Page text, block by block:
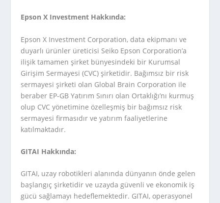
Epson X Investment Hakkında:
Epson X Investment Corporation, data ekipmanı ve
duyarlı ürünler üreticisi Seiko Epson Corporation’a
ilişik tamamen şirket bünyesindeki bir Kurumsal
Girişim Sermayesi (CVC) şirketidir. Bağımsız bir risk
sermayesi şirketi olan Global Brain Corporation ile
beraber EP-GB Yatırım Sınırı olan Ortaklığı’nı kurmuş
olup CVC yönetimine özelleşmiş bir bağımsız risk
sermayesi firmasıdır ve yatırım faaliyetlerine
katılmaktadır.
GITAI Hakkında:
GITAI, uzay robotikleri alanında dünyanın önde gelen
başlangıç şirketidir ve uzayda güvenli ve ekonomik iş
gücü sağlamayı hedeflemektedir. GITAI, operasyonel